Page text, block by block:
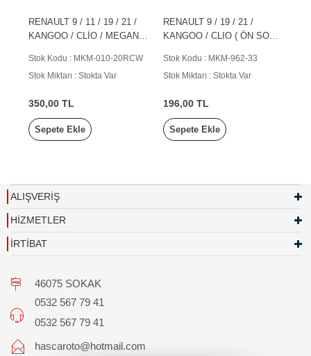
RENAULT 9 / 11 / 19 / 21 /
KANGOO / CLİO / MEGANE
Stok Kodu : MKM-010-20RCW
Stok Miktarı : Stokta Var
350,00 TL
Sepete Ekle
RENAULT 9 / 19 / 21 /
KANGOO / CLIO ( ÖN SOL )
Stok Kodu : MKM-962-33
Stok Miktarı : Stokta Var
196,00 TL
Sepete Ekle
ALIŞVERİŞ
HİZMETLER
İRTİBAT
46075 SOKAK
0532 567 79 41
0532 567 79 41
hascaroto@hotmail.com